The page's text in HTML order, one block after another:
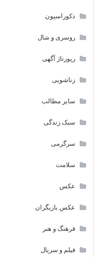
دکوراسیون
روسری و شال
رپورتاژ آگهی
زناشویی
سایر مطالب
سبک زندگی
سرگرمی
سلامت
عکس
عکس بازیگران
فرهنگ و هنر
فیلم و سریال